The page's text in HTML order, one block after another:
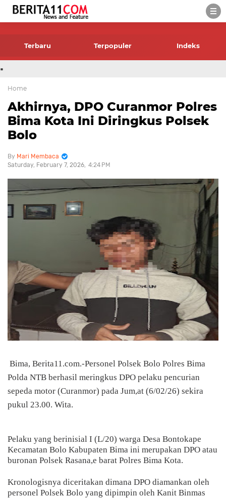
Terbaru Terpopuler Indeks
.
Home
Akhirnya, DPO Curanmor Polres
Bima Kota Ini Diringkus Polsek
Bolo
Mari Membaca
Saturday, February 7, 2026 4:24 PM
Bima, Berita11.com.-Personel Polsek Bolo Polres Bima
Polda NTB berhasil meringkus DPO pelaku pencurian
sepeda motor (Curanmor) pada Jum,at (6/02/26) sekira
pukul 23.00. Wita.
Pelaku yang berinisial I (L/20) warga Desa Bontokape
Kecamatan Bolo Kabupaten Bima ini merupakan DPO atau
buronan Polsek Rasana,e barat Polres Bima Kota.
Kronologisnya diceritakan dimana DPO diamankan oleh
personel Polsek Bolo yang dipimpin oleh Kanit Binmas